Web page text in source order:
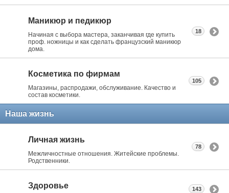
Маникюр и педикюр
Начиная с выбора мастера, заканчивая где купить
проф. ножницы и как сделать французский маникюр
дома.
18
Косметика по фирмам
Магазины, распродажи, обслуживание. Качество и
состав косметики.
105
Наша жизнь
Личная жизнь
Межличностные отношения. Житейские проблемы.
Родственники.
78
Здоровье 143